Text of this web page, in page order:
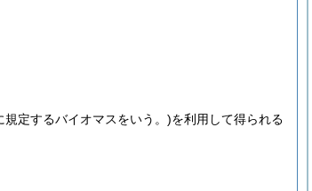
規定するバイオマスをいう。)を利用して得られる